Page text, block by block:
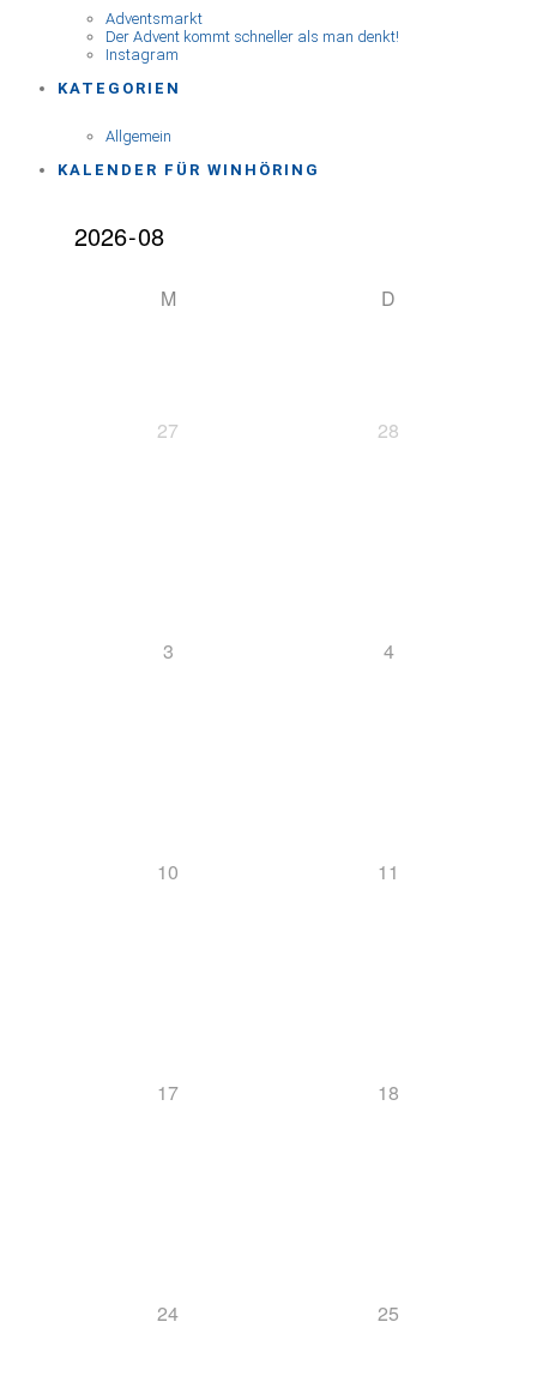
Adventsmarkt
Der Advent kommt schneller als man denkt!
Instagram
KATEGORIEN
Allgemein
KALENDER FÜR WINHÖRING
M D
27 28
3 4
10 11
17 18
24 25